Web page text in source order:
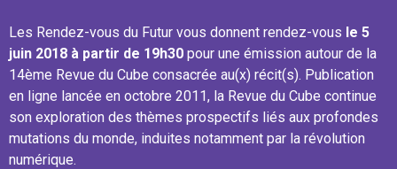
Les Rendez-vous du Futur vous donnent rendez-vous le 5
juin 2018 à partir de 19h30 pour une émission autour de la
14ème Revue du Cube consacrée au(x) récit(s). Publication
en ligne lancée en octobre 2011, la Revue du Cube continue
son exploration des thèmes prospectifs liés aux profondes
mutations du monde, induites notamment par la révolution
numérique.​